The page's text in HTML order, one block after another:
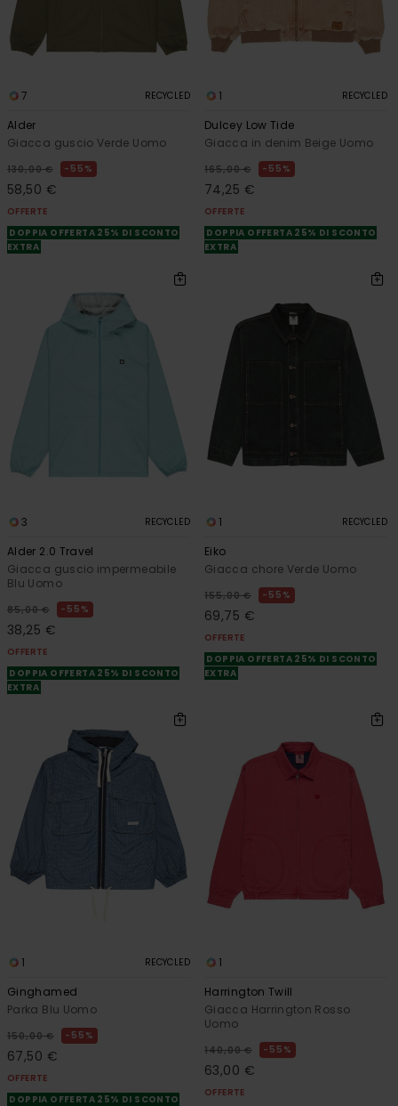
7 RECYCLED
Alder
Giacca guscio Verde Uomo
130,00 € 55%
58,50 €
OFFERTE
DOPPIA OFFERTA 25% DI SCONTO
EXTRA
1 RECYCLED
Dulcey Low Tide
Giacca in denim Beige Uomo
165,00 € 55%
74,25 €
OFFERTE
DOPPIA OFFERTA 25% DI SCONTO
EXTRA
3 RECYCLED
Alder 2.0 Travel
Giacca guscio impermeabile
Blu Uomo
85,00 € 55%
38,25 €
OFFERTE
DOPPIA OFFERTA 25% DI SCONTO
EXTRA
1 RECYCLED
Eiko
Giacca chore Verde Uomo
155,00 € 55%
69,75 €
OFFERTE
DOPPIA OFFERTA 25% DI SCONTO
EXTRA
1 RECYCLED
Ginghamed
Parka Blu Uomo
150,00 € 55%
67,50 €
OFFERTE
DOPPIA OFFERTA 25% DI SCONTO
1
Harrington Twill
Giacca Harrington Rosso
Uomo
140,00 € 55%
63,00 €
OFFERTE